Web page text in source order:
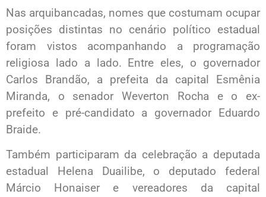
Nas arquibancadas, nomes que costumam ocupar
posições distintas no cenário político estadual
foram vistos acompanhando a programação
religiosa lado a lado. Entre eles, o governador
Carlos Brandão, a prefeita da capital Esmênia
Miranda, o senador Weverton Rocha e o ex-
prefeito e pré-candidato a governador Eduardo
Braide.
Também participaram da celebração a deputada
estadual Helena Duailibe, o deputado federal
Márcio Honaiser e vereadores da capital